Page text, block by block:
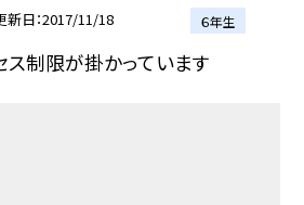
新日 2017/11/18 ６年生
ス制限が掛かっています